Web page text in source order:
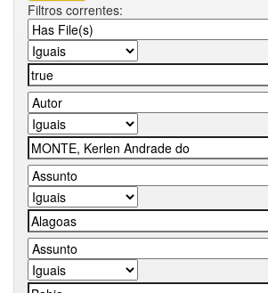
Filtros correntes: